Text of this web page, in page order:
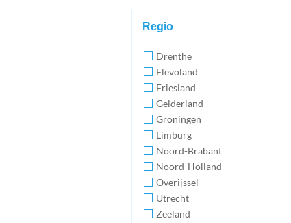
Regio
Drenthe
Flevoland
Friesland
Gelderland
Groningen
Limburg
Noord-Brabant
Noord-Holland
Overijssel
Utrecht
Zeeland